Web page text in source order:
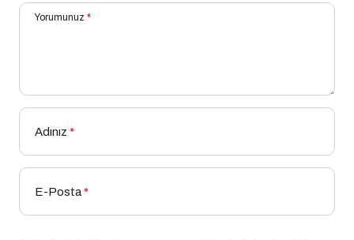
Yorumunuz *
Adınız *
E-Posta*